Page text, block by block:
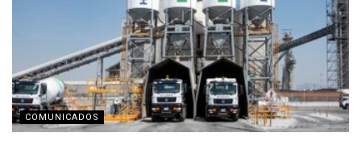
COMUNICADOS